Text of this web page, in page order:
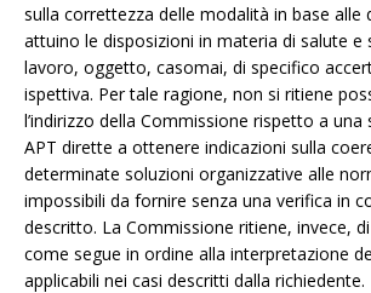
sulla correttezza delle modalità in base alle
attuino le disposizioni in materia di salute e
lavoro, oggetto, casomai, di specifico
ispettiva. Per tale ragione, non si ritiene
l’indirizzo della Commissione rispetto a una
APT dirette a ottenere indicazioni sulla
determinate soluzioni organizzative alle
impossibili da fornire senza una verifica in
descritto. La Commissione ritiene, invece,
come segue in ordine alla interpretazione
applicabili nei casi descritti dalla richiedente.